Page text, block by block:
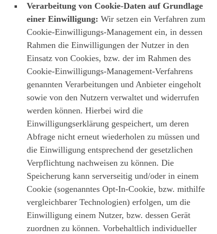
Verarbeitung von Cookie-Daten auf Grundlage
einer Einwilligung: Wir setzen ein Verfahren zum
Cookie-Einwilligungs-Management ein, in dessen
Rahmen die Einwilligungen der Nutzer in den
Einsatz von Cookies, bzw. der im Rahmen des
Cookie-Einwilligungs-Management-Verfahrens
genannten Verarbeitungen und Anbieter eingeholt
sowie von den Nutzern verwaltet und widerrufen
werden können. Hierbei wird die
Einwilligungserklärung gespeichert, um deren
Abfrage nicht erneut wiederholen zu müssen und
die Einwilligung entsprechend der gesetzlichen
Verpflichtung nachweisen zu können. Die
Speicherung kann serverseitig und/oder in einem
Cookie (sogenanntes Opt-In-Cookie, bzw. mithilfe
vergleichbarer Technologien) erfolgen, um die
Einwilligung einem Nutzer, bzw. dessen Gerät
zuordnen zu können. Vorbehaltlich individueller